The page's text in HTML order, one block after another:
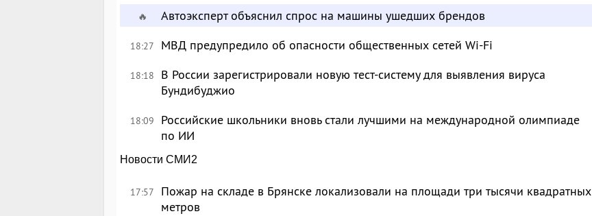
🔥 Автоэксперт объяснил спрос на машины ушедших брендов
18:27 МВД предупредило об опасности общественных сетей Wi-Fi
18:18
В России зарегистрировали новую тест-систему для выявления вируса
Бундибуджио
18:09
Российские школьники вновь стали лучшими на международной олимпиаде
по ИИ
Новости СМИ2
17:57
Пожар на складе в Брянске локализовали на площади три тысячи квадратных
метров